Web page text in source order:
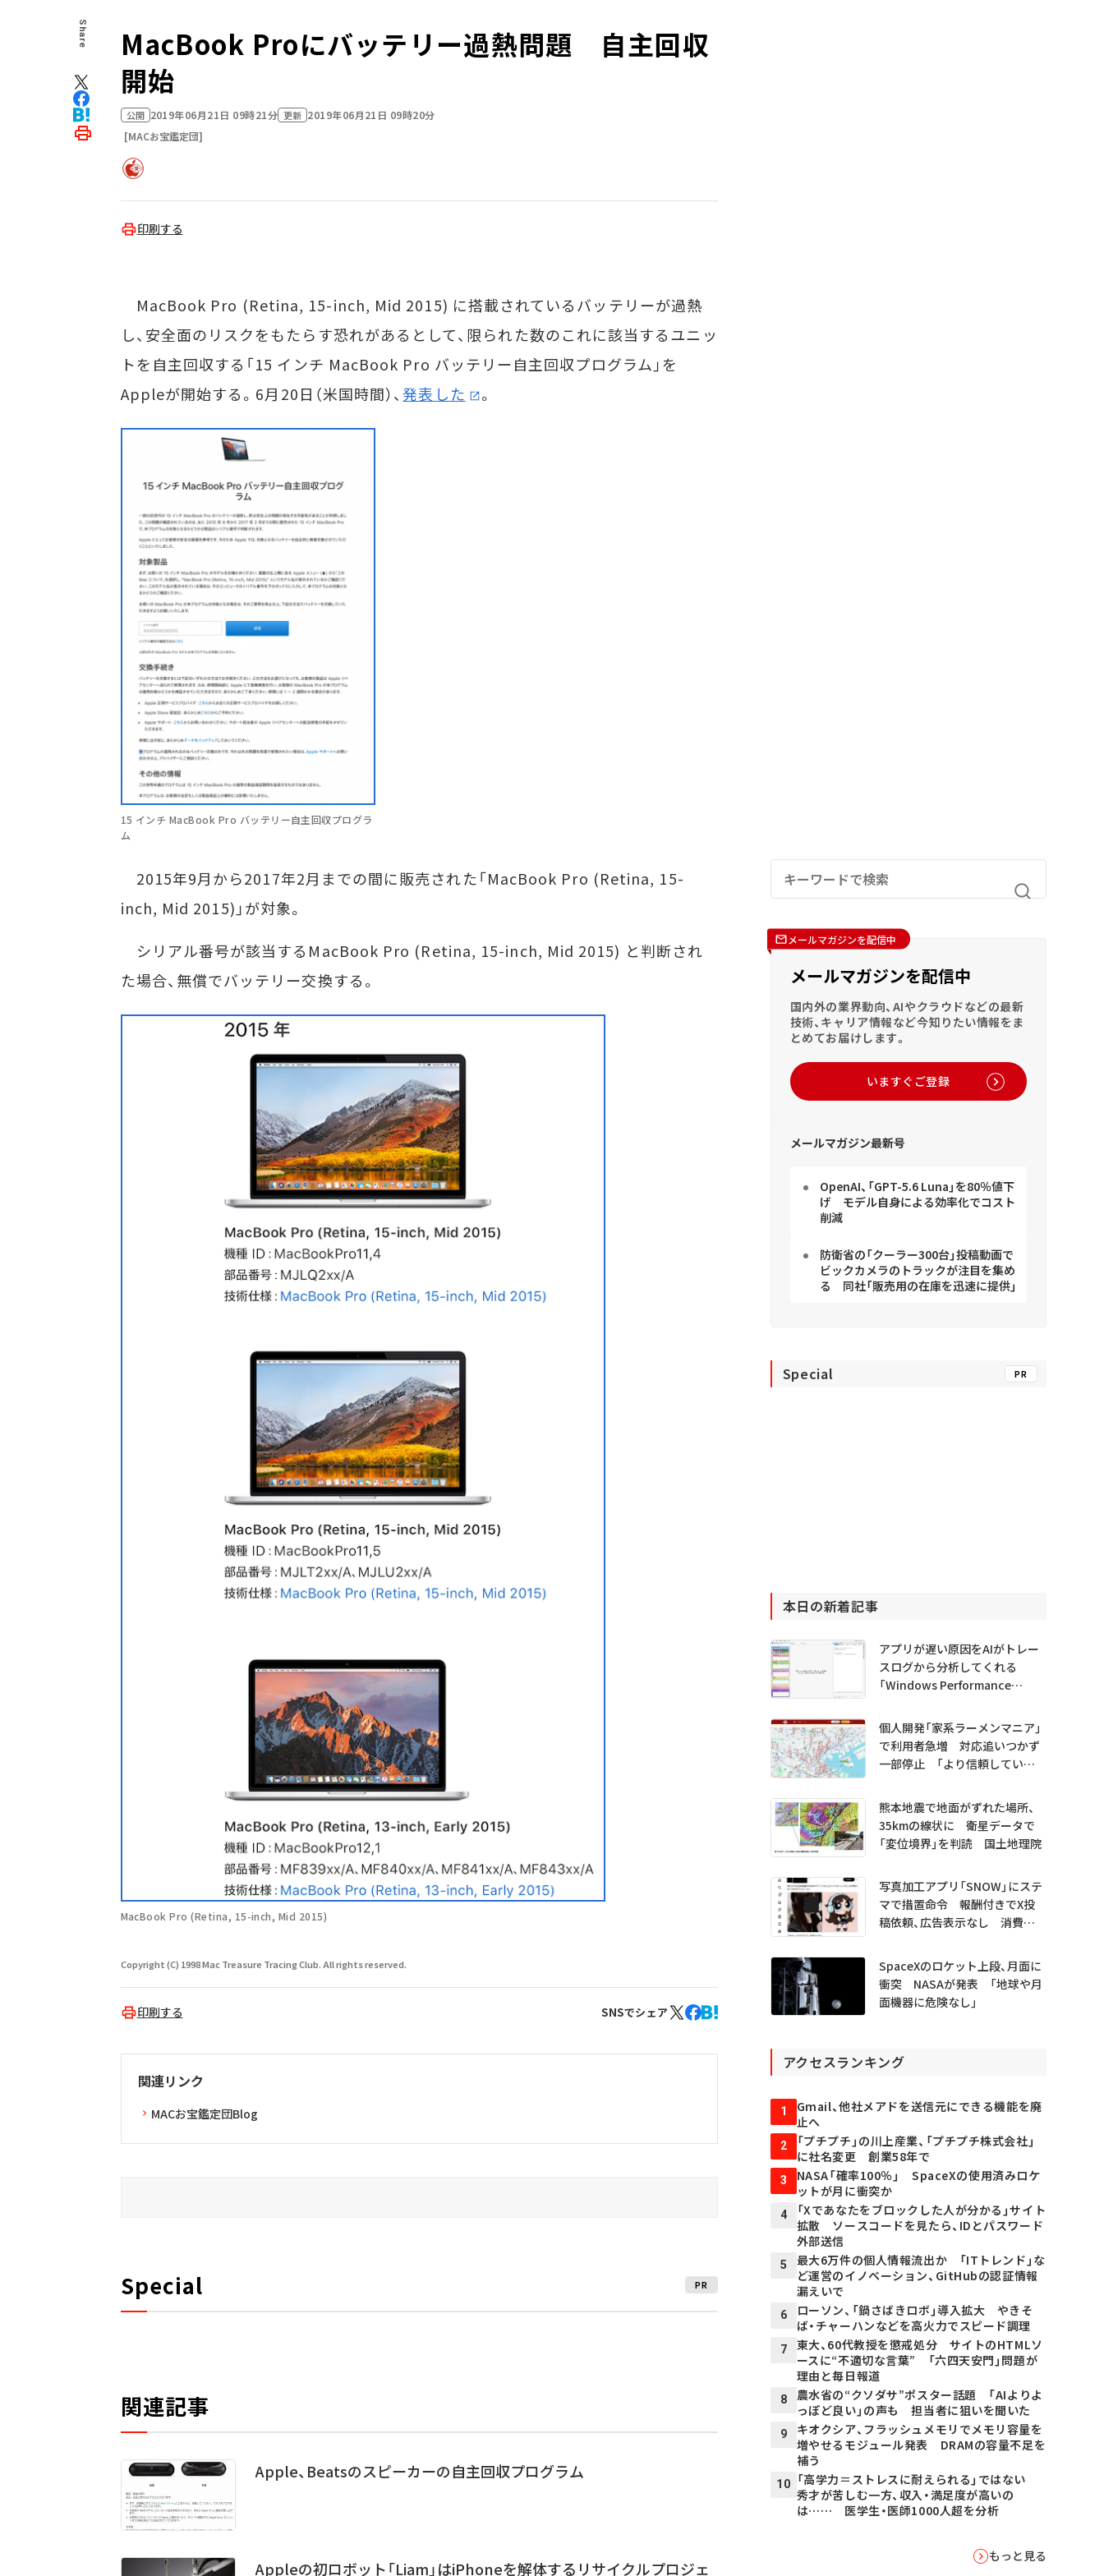
Share
MacBook Proにバッテリー過熱問題 自主回収
開始
公開 2019年06月21日 09時21分 更新 2019年06月21日 09時20分
[MACお宝鑑定団]
印刷する
MacBook Pro (Retina, 15-inch, Mid 2015) に搭載されているバッテリーが過熱
し、安全面のリスクをもたらす恐れがあるとして、限られた数のこれに該当するユニッ
トを自主回収する「15 インチ MacBook Pro バッテリー自主回収プログラム」を
Appleが開始する。6月20日（米国時間）、発表した 。
15 インチ MacBook Pro バッテリー自主回収プログラ
ム
2015年9月から2017年2月までの間に販売された「MacBook Pro (Retina, 15-
inch, Mid 2015)」が対象。
シリアル番号が該当するMacBook Pro (Retina, 15-inch, Mid 2015) と判断され
た場合、無償でバッテリー交換する。
MacBook Pro (Retina, 15-inch, Mid 2015)
Copyright (C) 1998 Mac Treasure Tracing Club. All rights reserved.
印刷する SNSでシェア
関連リンク
MACお宝鑑定団Blog
Special PR
関連記事
Apple、Beatsのスピーカーの自主回収プログラム
Appleの初ロボット「Liam」はiPhoneを解体するリサイクルプロジェ
メールマガジンを配信中
メールマガジンを配信中
国内外の業界動向、AIやクラウドなどの最新
技術、キャリア情報など今知りたい情報をま
とめてお届けします。
いますぐご登録
メールマガジン最新号
OpenAI、「GPT-5.6 Luna」を80％値下
げ モデル自身による効率化でコスト
削減
防衛省の「クーラー300台」投稿動画で
ビックカメラのトラックが注目を集め
る 同社「販売用の在庫を迅速に提供」
Special PR
本日の新着記事
アプリが遅い原因をAIがトレー
スログから分析してくれる
「Windows Performance
プレビュー公開
個人開発「家系ラーメンマニア」
で利用者急増 対応追いつかず
一部停止 「より信頼していた
熊本地震で地面がずれた場所、
35kmの線状に 衛星データで
「変位境界」を判読 国土地理院
写真加工アプリ「SNOW」にステ
マで措置命令 報酬付きでX投
稿依頼、広告表示なし 消費者
SpaceXのロケット上段、月面に
衝突 NASAが発表 「地球や月
面機器に危険なし」
アクセスランキング
1
Gmail、他社メアドを送信元にできる機能を廃
止へ
2
「プチプチ」の川上産業、「プチプチ株式会社」
に社名変更 創業58年で
3
NASA「確率100％」 SpaceXの使用済みロケ
ットが月に衝突か
4
「Xであなたをブロックした人が分かる」サイト
拡散 ソースコードを見たら、IDとパスワード
外部送信
5
最大6万件の個人情報流出か 「ITトレンド」な
ど運営のイノベーション、GitHubの認証情報
漏えいで
6
ローソン、「鍋さばきロボ」導入拡大 やきそ
ば・チャーハンなどを高火力でスピード調理
7
東大、60代教授を懲戒処分 サイトのHTMLソ
ースに“不適切な言葉” 「六四天安門」問題が
理由と毎日報道
8
農水省の“クソダサ”ポスター話題 「AIよりよ
っぽど良い」の声も 担当者に狙いを聞いた
9
キオクシア、フラッシュメモリでメモリ容量を
増やせるモジュール発表 DRAMの容量不足を
補う
10
「高学力＝ストレスに耐えられる」ではない
秀才が苦しむ一方、収入・満足度が高いの
は…… 医学生・医師1000人超を分析
もっと見る